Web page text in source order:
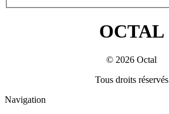
OCTAL
© 2026 Octal
Tous droits réservés
Navigation